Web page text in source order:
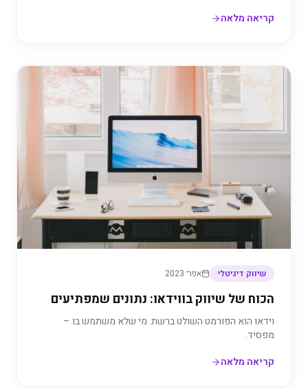
קריאה מלאה
שיווק דיגיטלי אפר׳ 2023
הכוח של שיווק בווידאו: נתונים שמפתיעים
וידאו הוא הפורמט השולט ברשת. מי שלא משתמש בו –
מפסיד.
קריאה מלאה